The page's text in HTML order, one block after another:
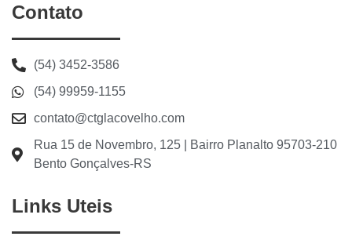
Contato
(54) 3452-3586
(54) 99959-1155
contato@ctglacovelho.com
Rua 15 de Novembro, 125 | Bairro Planalto 95703-210
Bento Gonçalves-RS
Links Uteis